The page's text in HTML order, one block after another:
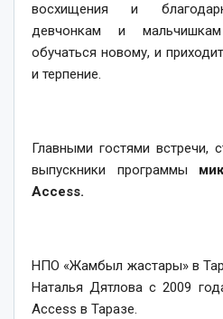
восхищения и
девчонкам и
обучаться новому, и
и терпение.
Главными гостями встречи,
выпускники программы
Access.
НПО «Жамбыл жастары» в
Наталья Дятлова с 2009
Access в Таразе.